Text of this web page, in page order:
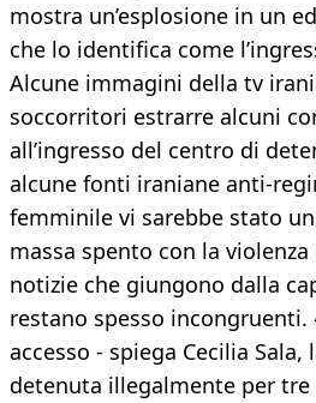
mostra un’esplosione in un
che lo identifica come
Alcune immagini della tv
soccorritori estrarre alcuni
all’ingresso del centro di
alcune fonti iraniane anti-
femminile vi sarebbe stato
massa spento con la
notizie che giungono dalla
restano spesso incongruenti.
accesso - spiega Cecilia
detenuta illegalmente per